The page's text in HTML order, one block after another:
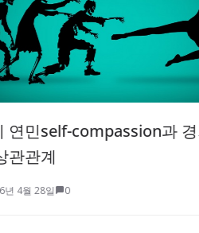
self-compassion과 경기력
계
28일 0